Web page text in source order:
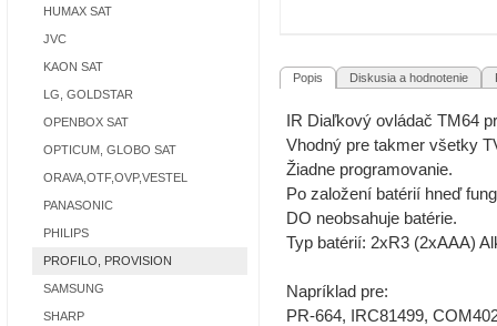
HUMAX SAT
JVC
KAON SAT
LG, GOLDSTAR
OPENBOX SAT
OPTICUM, GLOBO SAT
ORAVA,OTF,OVP,VESTEL
PANASONIC
PHILIPS
PROFILO, PROVISION
SAMSUNG
SHARP
Popis Diskusia a hodnotenie
IR Diaľkový ovládač TM64
Vhodný pre takmer všetky
Žiadne programovanie.
Po založení batérií hneď
DO neobsahuje batérie.
Typ batérií: 2xR3 (2xAAA)
Napríklad pre:
PR-664, IRC81499,